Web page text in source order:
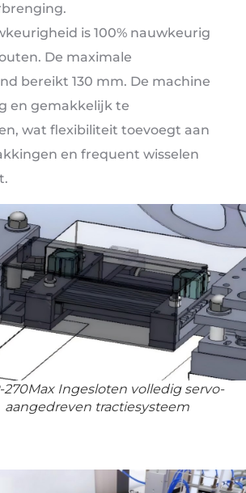
is 100% nauwkeurig
De maximale
bereikt 130 mm. De machine
en gemakkelijk te
wat flexibiliteit toevoegt aan
en frequent wisselen
270Max Ingesloten volledig servo-
aangedreven tractiesysteem